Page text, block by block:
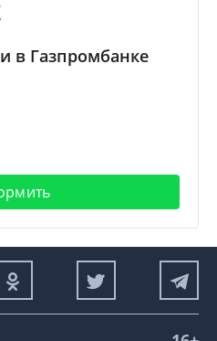
в Газпромбанке